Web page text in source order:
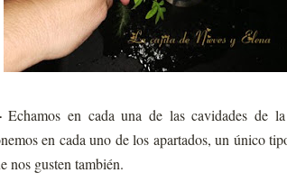
Echamos en cada una de las cavidades de
en cada uno de los apartados, un único
nos gusten también.